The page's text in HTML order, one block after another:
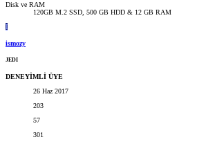
Disk ve RAM
120GB M.2 SSD, 500 GB HDD & 12 GB RAM
I
ismozy
JEDI
DENEYİMLİ ÜYE
26 Haz 2017
203
57
301